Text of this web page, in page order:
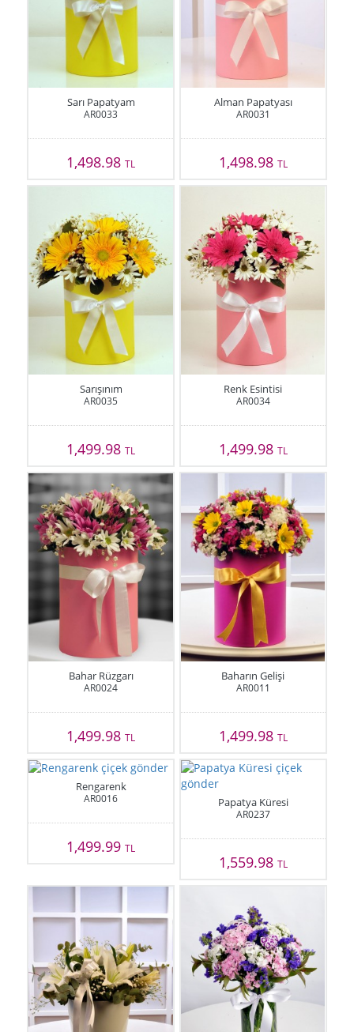
Sarı Papatyam
AR0033
1,498.98TL
Alman Papatyası
AR0031
1,498.98 TL
Sarışınım
AR0035
1,499.98TL
Renk Esintisi
AR0034
1,499.98 TL
Bahar Rüzgarı
AR0024
1,499.98TL
Baharın Gelişi
AR0011
1,499.98 TL
Rengarenk
AR0016
1,499.99TL
Papatya Küresi
AR0237
1,559.98 TL